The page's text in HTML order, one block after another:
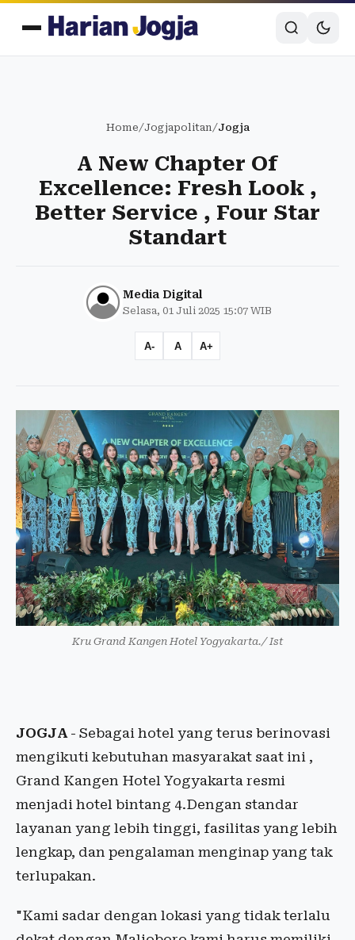
Home/Jogjapolitan/Jogja
A New Chapter Of
Excellence: Fresh Look ,
Better Service , Four Star
Standart
Media Digital
Selasa, 01 Juli 2025 15:07 WIB
A- A A+
Kru Grand Kangen Hotel Yogyakarta./ Ist
JOGJA- Sebagai hotel yang terus berinovasi
mengikuti kebutuhan masyarakat saat ini ,
Grand Kangen Hotel Yogyakarta resmi
menjadi hotel bintang 4.Dengan standar
layanan yang lebih tinggi, fasilitas yang lebih
lengkap, dan pengalaman menginap yang tak
terlupakan.
"Kami sadar dengan lokasi yang tidak terlalu